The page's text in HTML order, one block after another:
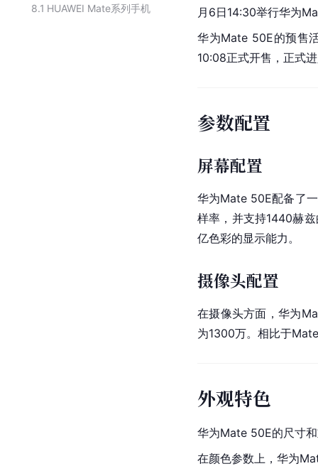
8.1 HUAWEI Mate系列手机
月6日14:30举行华为
华为Mate 50E的预售
10:08正式开售，正式
参数配置
屏幕配置
华为Mate 50E配备了
样率，并支持1440赫
亿色彩的显示能力。
摄像头配置
在摄像头方面，华为
为1300万。相比于
外观特色
华为Mate 50E的尺寸
在颜色参数上，华为